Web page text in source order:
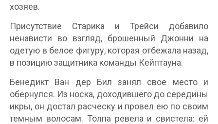
хозяев.
Присутствие Старика и Трейси добавило
ненависти во взгляд, брошенный Джонни на
одетую в белое фигуру, которая отбежала назад,
в позицию защитника команды Кейптауна.
Бенедикт Ван дер Бил занял свое место и
обернулся. Из носка, доходившего до середины
икры, он достал расческу и провел ею по своим
темным волосам. Толпа ревела и свистела: ей